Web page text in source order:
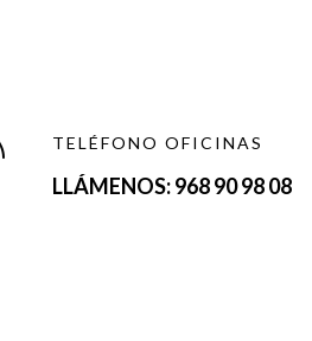
TELÉFONO OFICINAS
LLÁMENOS: 968 90 98 08